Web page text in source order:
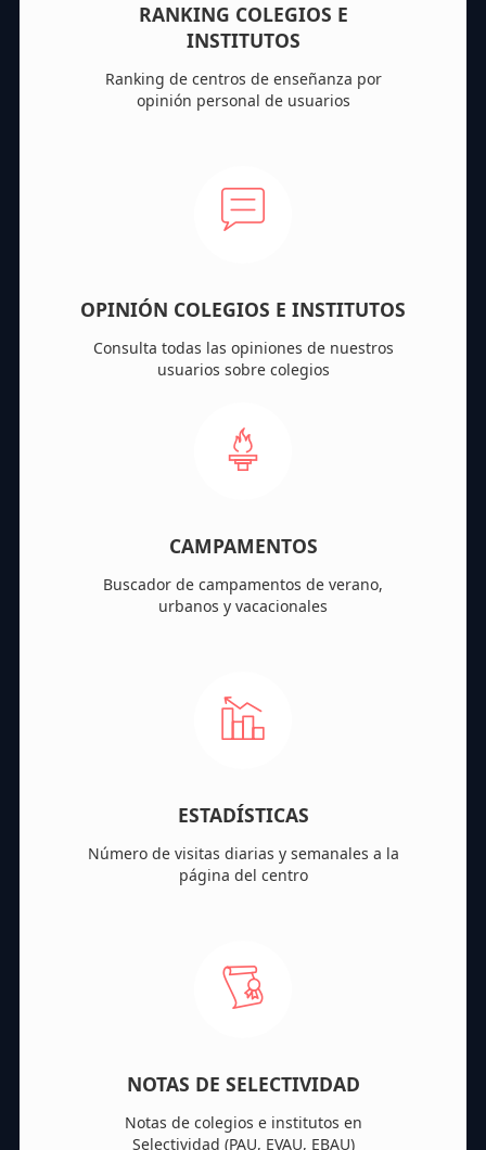
RANKING COLEGIOS E
INSTITUTOS
Ranking de centros de enseñanza por
opinión personal de usuarios
OPINIÓN COLEGIOS E INSTITUTOS
Consulta todas las opiniones de nuestros
usuarios sobre colegios
CAMPAMENTOS
Buscador de campamentos de verano,
urbanos y vacacionales
ESTADÍSTICAS
Número de visitas diarias y semanales a la
página del centro
NOTAS DE SELECTIVIDAD
Notas de colegios e institutos en
Selectividad (PAU, EVAU, EBAU)